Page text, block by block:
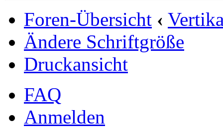
Foren-Übersicht ‹
Ändere Schriftgröße
Druckansicht
FAQ
Anmelden